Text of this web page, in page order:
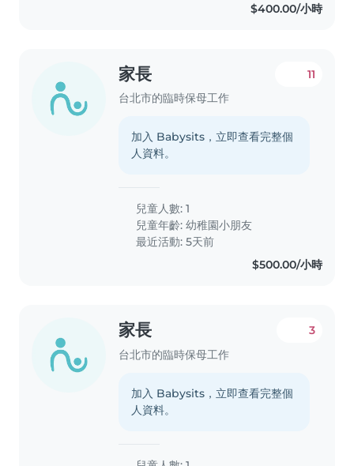
$400.00/小時
家長
台北市的臨時保母工作
11
加入 Babysits，立即查看完整個
人資料。
兒童人數: 1
兒童年齡:幼稚園小朋友
最近活動: 5天前
$500.00/小時
家長
台北市的臨時保母工作
3
加入 Babysits，立即查看完整個
人資料。